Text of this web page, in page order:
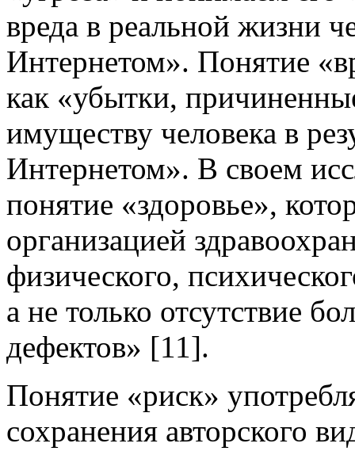
вреда в реальной жизни
Интернетом». Понятие
как «убытки,
имуществу человека в
Интернетом». В своем
понятие «здоровье»,
организацией
физического,
а не только отсутствие
дефектов» [11].
Понятие «риск»
сохранения авторского